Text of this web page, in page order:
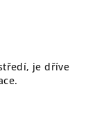
je dříve